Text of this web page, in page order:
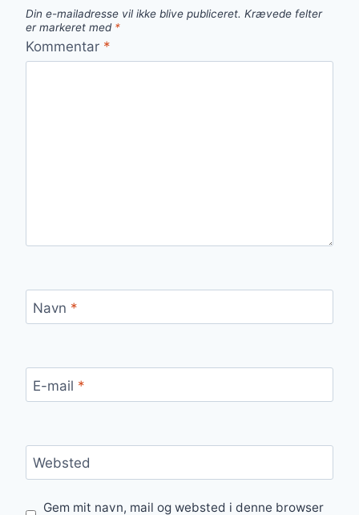
Din e-mailadresse vil ikke blive publiceret. Krævede felter
er markeret med *
Kommentar *
Navn *
E-mail *
Websted
Gem mit navn, mail og websted i denne browser